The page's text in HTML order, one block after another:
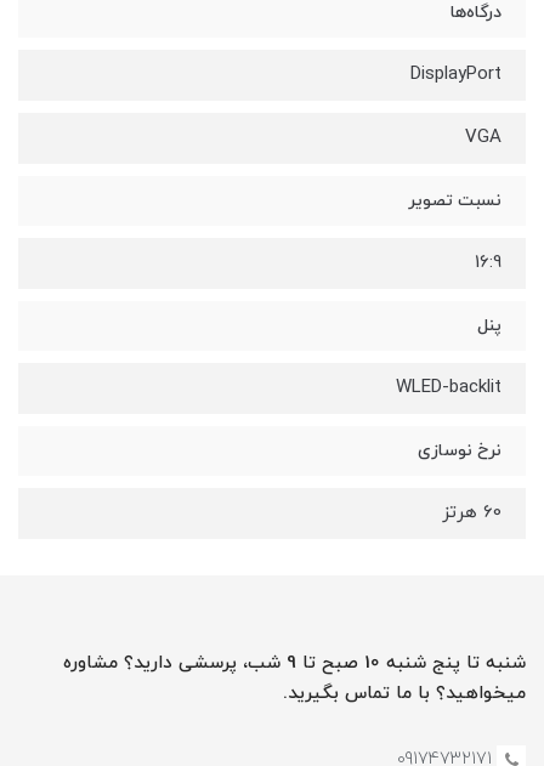
درگاه‌ها
DisplayPort
VGA
نسبت تصویر
16:9
پنل
WLED-backlit
نرخ نوسازی
60 هرتز
شنبه تا پنج شنبه 10 صبح تا 9 شب، پرسشی دارید؟ مشاوره
میخواهید؟ با ما تماس بگیرید.
09174732171